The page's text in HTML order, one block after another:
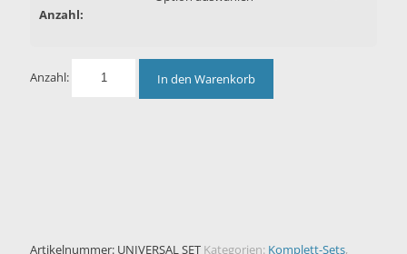
Anzahl:
Anzahl: In den Warenkorb
Artikelnummer: UNIVERSAL SET Kategorien: Komplett-Sets,